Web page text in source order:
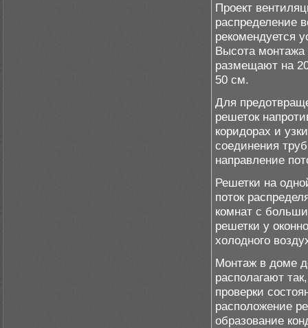
Проект
распределение
рекомендуется
Высота монтажа
размещают на
50 см.
Для
решеток
коридорах и
соединения
направление
Решетки на
поток
комнат с
решетки у
холодного
Монтаж в доме
располагают
проверки
расположение
образование